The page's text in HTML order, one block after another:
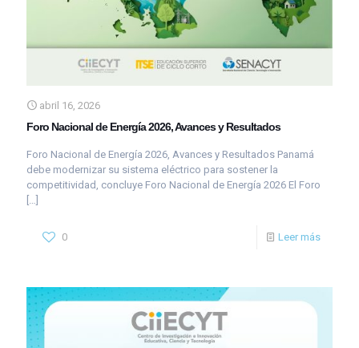
abril 16, 2026
Foro Nacional de Energía 2026, Avances y Resultados
Foro Nacional de Energía 2026, Avances y Resultados Panamá
debe modernizar su sistema eléctrico para sostener la
competitividad, concluye Foro Nacional de Energía 2026 El Foro
0 Leer más